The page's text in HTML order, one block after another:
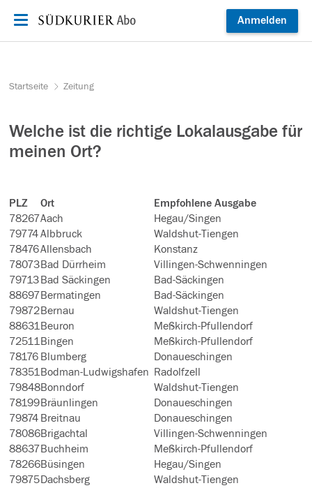
Anmelden
Startseite Zeitung
Welche ist die richtige Lokalausgabe für
meinen Ort?
PLZ Ort
Empfohlene Ausgabe
78267Aach
Hegau/Singen
79774Albbruck
Waldshut-Tiengen
78476Allensbach
Konstanz
78073Bad Dürrheim
Villingen-Schwenningen
79713Bad Säckingen
Bad-Säckingen
88697Bermatingen
Bad-Säckingen
79872Bernau
Waldshut-Tiengen
88631Beuron
Meßkirch-Pfullendorf
72511Bingen
Meßkirch-Pfullendorf
78176 Blumberg
Donaueschingen
78351Bodman-Ludwigshafen Radolfzell
79848Bonndorf
Waldshut-Tiengen
78199Bräunlingen
Donaueschingen
79874 Breitnau
Donaueschingen
78086Brigachtal
Villingen-Schwenningen
88637Buchheim
Meßkirch-Pfullendorf
78266Büsingen
Hegau/Singen
79875Dachsberg
Waldshut-Tiengen